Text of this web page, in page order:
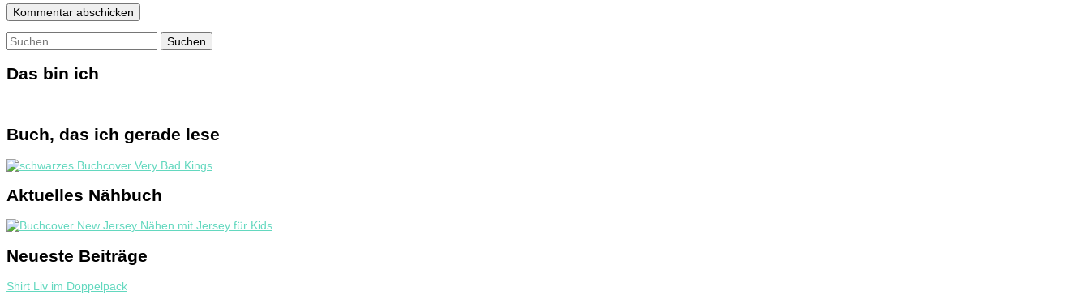
Suchen
nach:
Das bin ich
Buch, das ich gerade lese
Aktuelles Nähbuch
Neueste Beiträge
Shirt Liv im Doppelpack